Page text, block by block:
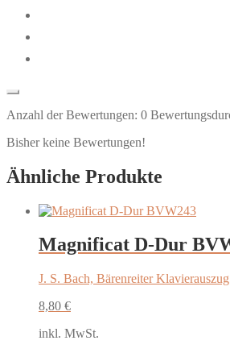
Anzahl der Bewertungen: 0
Bisher keine Bewertungen!
Ähnliche Produkte
Magnificat D-Dur
J. S. Bach, Bärenreiter Klavierauszug
8,80 €
inkl. MwSt.